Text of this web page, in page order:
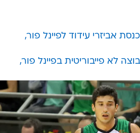
אביזרי עידוד לפיינל פור,
לא פייבוריטית בפיינל פור,